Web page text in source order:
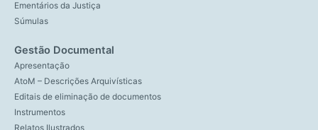
Ementários da Justiça
Súmulas
Gestão Documental
Apresentação
AtoM – Descrições Arquivísticas
Editais de eliminação de documentos
Instrumentos
Relatos Ilustrados